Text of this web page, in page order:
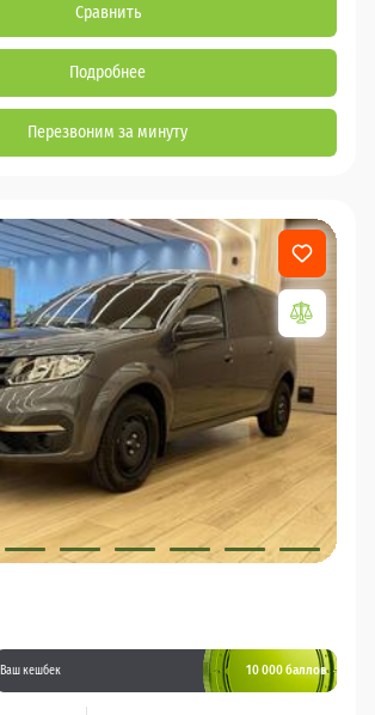
Сравнить
Подробнее
Перезвоним за минуту
Ваш кешбек 10 000 баллов